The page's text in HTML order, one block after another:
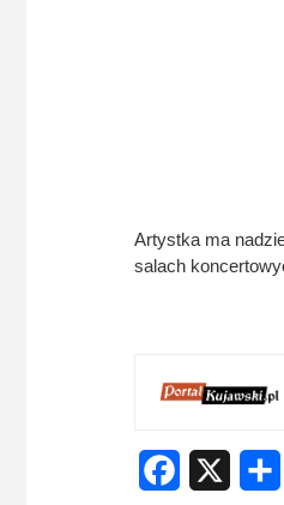
Artystka ma
salach
Facebook